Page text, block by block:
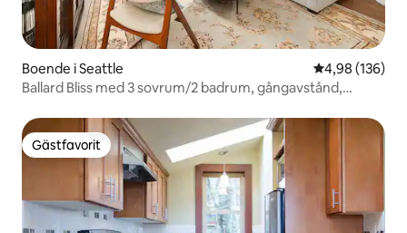
Boende i Seattle 4,98 av 5 i
4,98 (136)
Ballard Bliss med 3 sovrum/2 badrum, gångavstånd,
Gästfavorit
Gästfavorit